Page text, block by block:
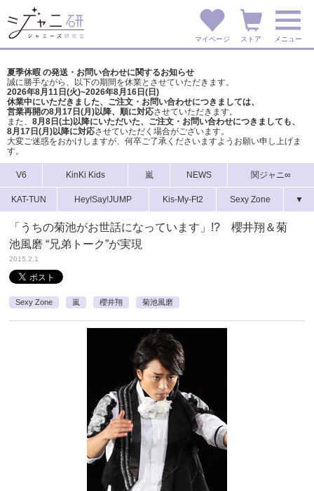
マイページ ストア メニュー
夏季休暇 の発送・お問い合わせに関するお知らせ
誠に勝手ながら、以下の期間を休業とさせていただきます。
2026年8月11日(火)~2026年8月16日(日)
休業中にいただきました、ご注文・お問い合わせにつきましては、
営業再開の8月17日(月)以降、順に対応させていただきます。
また、 8月8日(土)以降にいただいた、ご注文・ お問い合わせにつきましても、
8月17日(月)以降に対応させていただく場合がございます。
大変ご迷惑をおかけしますが、 何卒ご了承くださいますようお願い申し上げま
す。
V6 KinKi Kids 嵐 NEWS 関ジャニ∞
KAT-TUN Hey!Say!JUMP Kis-My-Ft2 Sexy Zone ▼
「うちの菊池がお世話になっています」!? 櫻井翔＆菊
池風磨 “兄弟トーク”が実現
2015.2.1
Sexy Zone 嵐 櫻井翔 菊池風磨